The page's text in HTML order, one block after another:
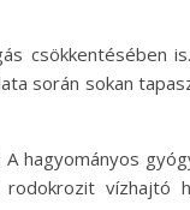
csökkentésében
során sokan
hagyományos